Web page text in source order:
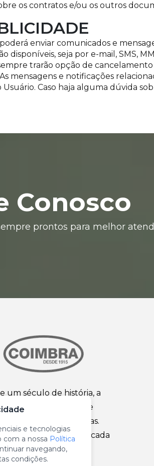
os contratos e/ou os outros
enviar comunicados e
disponíveis, seja por e-mail, SMS,
trarão opção de
mensagens e notificações
Usuário. Caso haja alguma dúvida
Conosco
prontos para melhor
um século de história, a
de confiança e
ferragens para portas.
e robustez em cada
produtos.
e tecnologias
com a nossa Política
navegando,
condições.